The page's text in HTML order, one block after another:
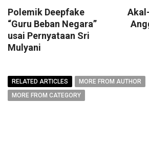
Polemik Deepfake
“Guru Beban Negara”
usai Pernyataan Sri
Mulyani
RELATED ARTICLES
MORE FROM AUTHOR
MORE FROM CATEGORY